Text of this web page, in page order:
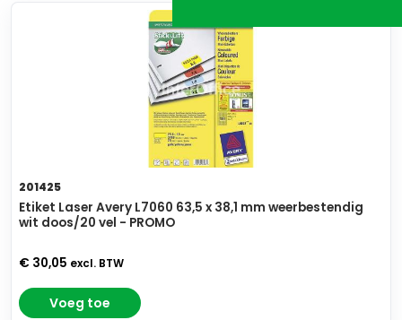
201425
Etiket Laser Avery L7060 63,5 x 38,1 mm weerbestendig
wit doos/20 vel - PROMO
€ 30,05 excl. BTW
Voeg toe